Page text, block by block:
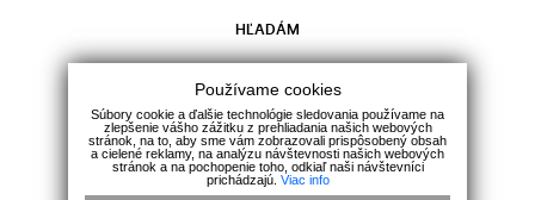
HĽADÁM
Domy a budovy
Byty
Komerčné objekty
Pozemky
Používame cookies
Súbory cookie a ďalšie technológie sledovania používame na
zlepšenie vášho zážitku z prehliadania našich webových
stránok, na to, aby sme vám zobrazovali prispôsobený obsah
a cielené reklamy, na analýzu návštevnosti našich webových
stránok a na pochopenie toho, odkiaľ naši návštevníci
prichádzajú. Viac info